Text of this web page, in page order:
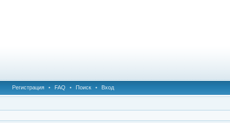
Регистрация • FAQ • Поиск • Вход